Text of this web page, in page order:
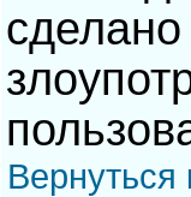
Вернуться